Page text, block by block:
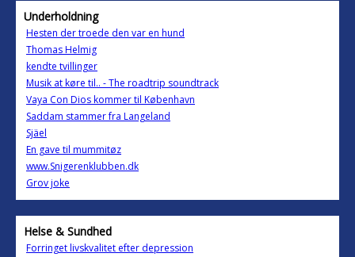
Underholdning
Hesten der troede den var en hund
Thomas Helmig
kendte tvillinger
Musik at køre til.. - The roadtrip soundtrack
Vaya Con Dios kommer til København
Saddam stammer fra Langeland
Sjäel
En gave til mummitøz
www.Snigerenklubben.dk
Grov joke
Helse & Sundhed
Forringet livskvalitet efter depression